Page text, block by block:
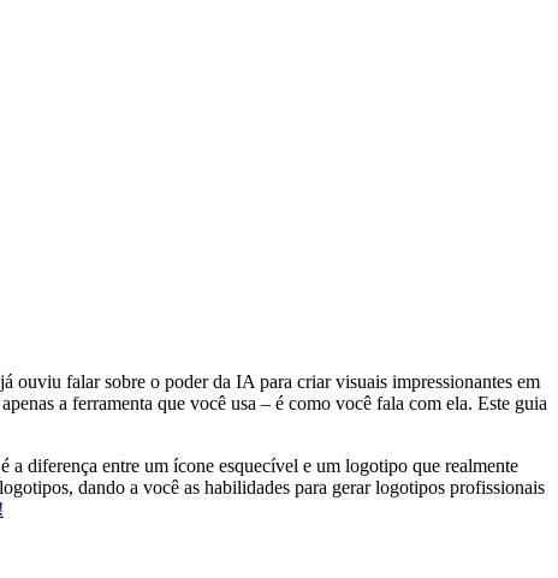
ouviu falar sobre o poder da IA para criar visuais impressionantes em
a ferramenta que você usa – é como você fala com ela. Este guia
a diferença entre um ícone esquecível e um logotipo que realmente
dando a você as habilidades para gerar logotipos profissionais